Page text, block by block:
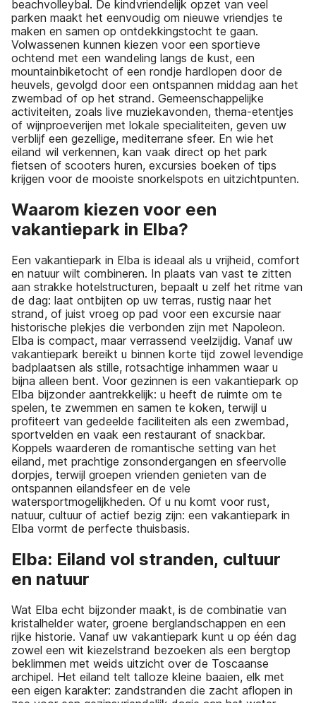
beachvolleybal. De kindvriendelijk opzet van veel
parken maakt het eenvoudig om nieuwe vriendjes te
maken en samen op ontdekkingstocht te gaan.
Volwassenen kunnen kiezen voor een sportieve
ochtend met een wandeling langs de kust, een
mountainbiketocht of een rondje hardlopen door de
heuvels, gevolgd door een ontspannen middag aan het
zwembad of op het strand. Gemeenschappelijke
activiteiten, zoals live muziekavonden, thema-etentjes
of wijnproeverijen met lokale specialiteiten, geven uw
verblijf een gezellige, mediterrane sfeer. En wie het
eiland wil verkennen, kan vaak direct op het park
fietsen of scooters huren, excursies boeken of tips
krijgen voor de mooiste snorkelspots en uitzichtpunten.
Waarom kiezen voor een
vakantiepark in Elba?
Een vakantiepark in Elba is ideaal als u vrijheid, comfort
en natuur wilt combineren. In plaats van vast te zitten
aan strakke hotelstructuren, bepaalt u zelf het ritme van
de dag: laat ontbijten op uw terras, rustig naar het
strand, of juist vroeg op pad voor een excursie naar
historische plekjes die verbonden zijn met Napoleon.
Elba is compact, maar verrassend veelzijdig. Vanaf uw
vakantiepark bereikt u binnen korte tijd zowel levendige
badplaatsen als stille, rotsachtige inhammen waar u
bijna alleen bent. Voor gezinnen is een vakantiepark op
Elba bijzonder aantrekkelijk: u heeft de ruimte om te
spelen, te zwemmen en samen te koken, terwijl u
profiteert van gedeelde faciliteiten als een zwembad,
sportvelden en vaak een restaurant of snackbar.
Koppels waarderen de romantische setting van het
eiland, met prachtige zonsondergangen en sfeervolle
dorpjes, terwijl groepen vrienden genieten van de
ontspannen eilandsfeer en de vele
watersportmogelijkheden. Of u nu komt voor rust,
natuur, cultuur of actief bezig zijn: een vakantiepark in
Elba vormt de perfecte thuisbasis.
Elba: Eiland vol stranden, cultuur
en natuur
Wat Elba echt bijzonder maakt, is de combinatie van
kristalhelder water, groene berglandschappen en een
rijke historie. Vanaf uw vakantiepark kunt u op één dag
zowel een wit kiezelstrand bezoeken als een bergtop
beklimmen met weids uitzicht over de Toscaanse
archipel. Het eiland telt talloze kleine baaien, elk met
een eigen karakter: zandstranden die zacht aflopen in